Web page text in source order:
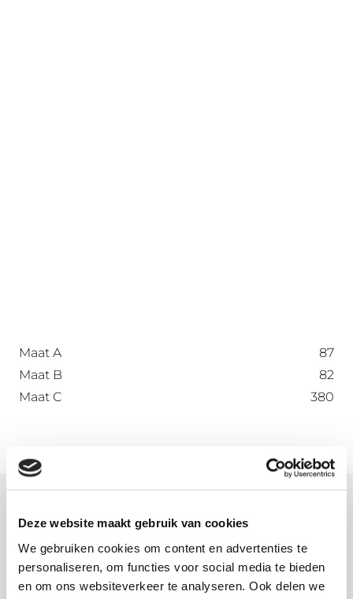
Deze website maakt gebruik van cookies
We gebruiken cookies om content en advertenties te
personaliseren, om functies voor social media te bieden
en om ons websiteverkeer te analyseren. Ook delen we
Maat A
87
Maat B
82
Maat C
380
Meer informatie
Wat is onbehandeld aluminium?
Onbehandeld aluminium, ook wel brut genoemd,
voelt wat vettig aan door de gebruikte olie tijdens